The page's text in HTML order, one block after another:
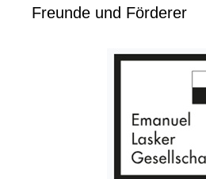
Freunde und Förderer